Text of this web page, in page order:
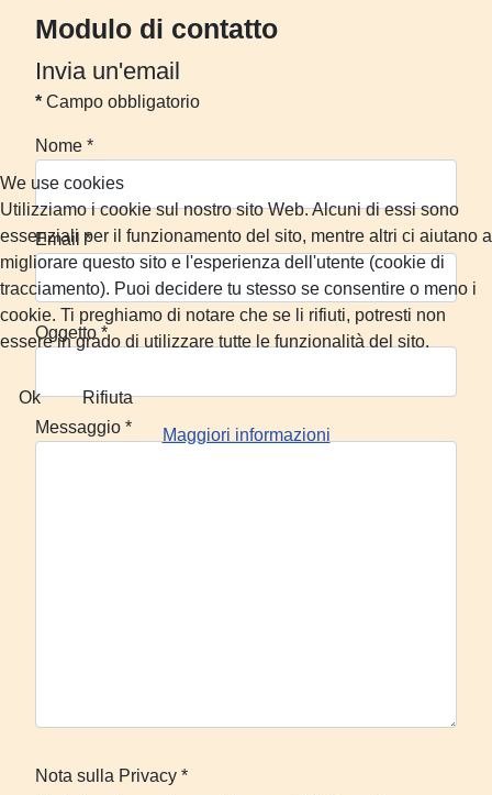
Modulo di contatto
Invia un'email
* Campo obbligatorio
Nome *
Email *
Oggetto *
Messaggio *
Nota sulla Privacy *
We use cookies
Utilizziamo i cookie sul nostro sito Web. Alcuni di essi sono
essenziali per il funzionamento del sito, mentre altri ci aiutano a
migliorare questo sito e l'esperienza dell'utente (cookie di
tracciamento). Puoi decidere tu stesso se consentire o meno i
cookie. Ti preghiamo di notare che se li rifiuti, potresti non
essere in grado di utilizzare tutte le funzionalità del sito.
Ok Rifiuta
Maggiori informazioni